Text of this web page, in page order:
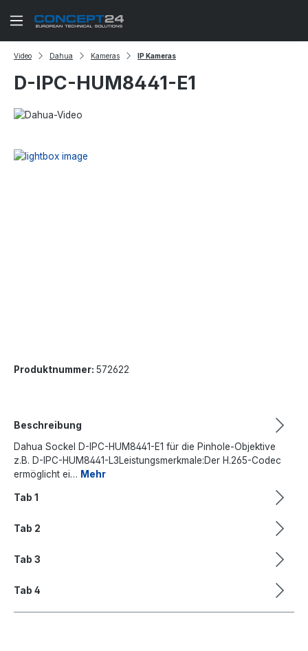
Zum Hauptinhalt springen
Video Dahua Kameras IP Kameras
D-IPC-HUM8441-E1
Produktnummer: 572622
Beschreibung
Dahua Sockel D-IPC-HUM8441-E1 für die Pinhole-Objektive
z.B. D-IPC-HUM8441-L3Leistungsmerkmale:Der H.265-Codec
ermöglicht ei… Mehr
Tab 1
Tab 2
Tab 3
Tab 4